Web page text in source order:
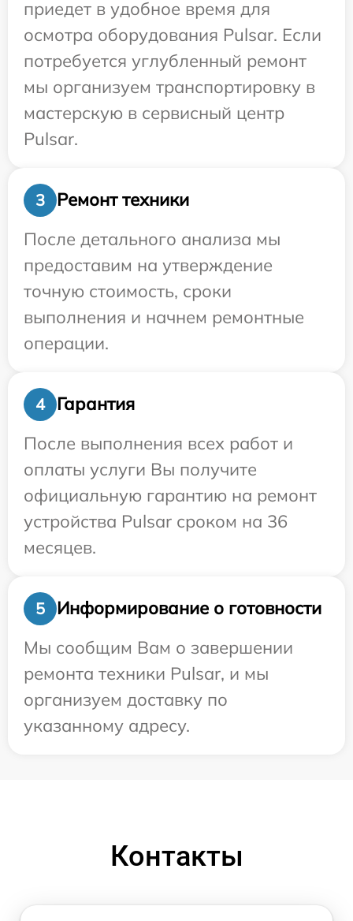
приедет в удобное время для
осмотра оборудования Pulsar. Если
потребуется углубленный ремонт
мы организуем транспортировку в
мастерскую в сервисный центр
Pulsar.
3
Ремонт техники
После детального анализа мы
предоставим на утверждение
точную стоимость, сроки
выполнения и начнем ремонтные
операции.
4
Гарантия
После выполнения всех работ и
оплаты услуги Вы получите
официальную гарантию на ремонт
устройства Pulsar сроком на 36
месяцев.
5
Информирование о готовности
Мы сообщим Вам о завершении
ремонта техники Pulsar, и мы
организуем доставку по
указанному адресу.
Контакты